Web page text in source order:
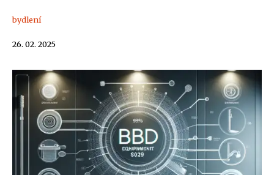
bydlení
26. 02. 2025